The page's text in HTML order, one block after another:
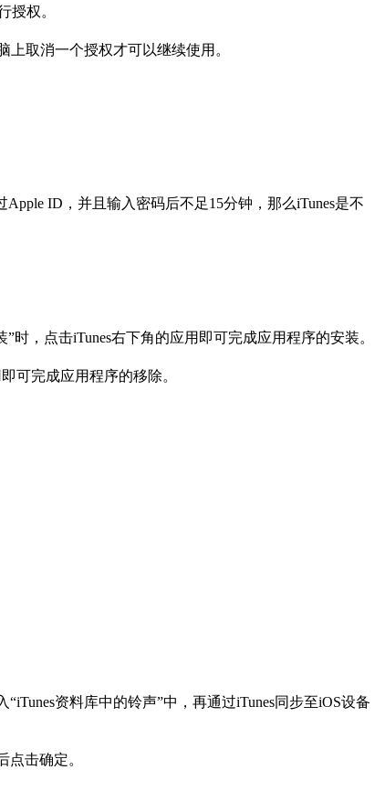
授权。
取消一个授权才可以继续使用。
ID，并且输入密码后不足15分钟，那么iTunes是不
，点击iTunes右下角的应用即可完成应用程序的安装。
可完成应用程序的移除。
资料库中的铃声”中，再通过iTunes同步至iOS设备
点击确定。